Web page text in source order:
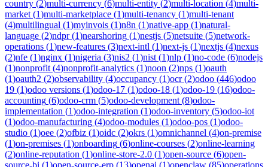
country (2)multi-currency (6)multi-entity (2)multi-location (4)multi-
market (1)multi-marketplace (1)multi-tenancy (1)multi-tenant
(4)multilingual (1)myinvois (1)n8n (1)native-app (1)natural-
language (2)ndpr(1)nearshoring (1)nestjs (5)netsuite (5)network-
operations (1)new-features (3)next-intl (1)next-js (1)nextjs (4)nexus
(2)nfe (1)nginx (1)nigeria (3)nis2 (1)nist (1)nlp (1)no-code (6)nodejs
(1)nonprofit (4)nonprofit-analytics (1)noon (2)nps (1)oauth
(1)oauth2 (2)observability (4)occupancy (1)ocr(2)odoo (446)odoo
19 (1)odoo versions (1)odoo-17 (1)odoo-18 (1)odoo-19 (16)odoo-
accounting (6)odoo-crm (5)odoo-development (8)odoo-
implementation (1)odoo-integration (1)odoo-inventory (5)odoo-iot
(1)odoo-manufacturing (4)odoo-modules (1)odoo-pos (1)odoo-
studio (1)oee (2)ofbiz (1)oidc (2)okrs (1)omnichannel (4)on-premise
(1)on-premises (1)onboarding (6)online-courses (2)online-learning
(2)online-reputation (1)online-store-2.0 (1)open-source (6)open-
source-bi (1)open-source-erp (13)openai (1)openclaw (85)operations